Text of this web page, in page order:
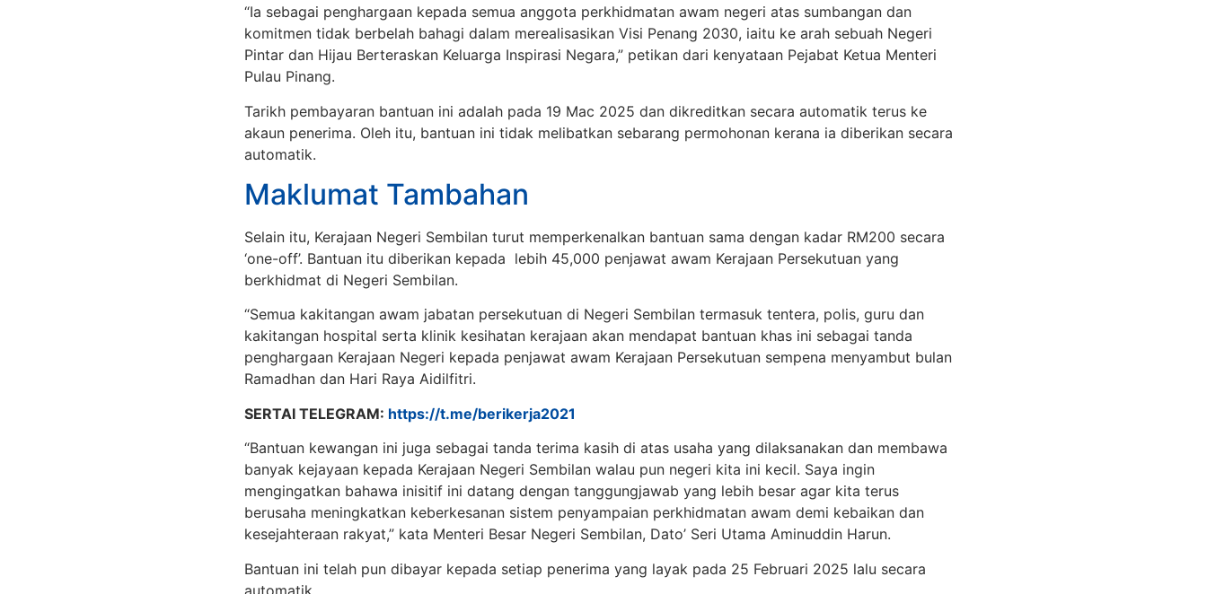
“Ia sebagai penghargaan kepada semua anggota perkhidmatan awam negeri atas sumbangan dan
komitmen tidak berbelah bahagi dalam merealisasikan Visi Penang 2030, iaitu ke arah sebuah Negeri
Pintar dan Hijau Berteraskan Keluarga Inspirasi Negara,” petikan dari kenyataan Pejabat Ketua Menteri
Pulau Pinang.
Tarikh pembayaran bantuan ini adalah pada 19 Mac 2025 dan dikreditkan secara automatik terus ke
akaun penerima. Oleh itu, bantuan ini tidak melibatkan sebarang permohonan kerana ia diberikan secara
automatik.
Maklumat Tambahan
Selain itu, Kerajaan Negeri Sembilan turut memperkenalkan bantuan sama dengan kadar RM200 secara
‘one-off’. Bantuan itu diberikan kepada lebih 45,000 penjawat awam Kerajaan Persekutuan yang
berkhidmat di Negeri Sembilan.
“Semua kakitangan awam jabatan persekutuan di Negeri Sembilan termasuk tentera, polis, guru dan
kakitangan hospital serta klinik kesihatan kerajaan akan mendapat bantuan khas ini sebagai tanda
penghargaan Kerajaan Negeri kepada penjawat awam Kerajaan Persekutuan sempena menyambut bulan
Ramadhan dan Hari Raya Aidilfitri.
SERTAI TELEGRAM: https://t.me/berikerja2021
“Bantuan kewangan ini juga sebagai tanda terima kasih di atas usaha yang dilaksanakan dan membawa
banyak kejayaan kepada Kerajaan Negeri Sembilan walau pun negeri kita ini kecil. Saya ingin
mengingatkan bahawa inisitif ini datang dengan tanggungjawab yang lebih besar agar kita terus
berusaha meningkatkan keberkesanan sistem penyampaian perkhidmatan awam demi kebaikan dan
kesejahteraan rakyat,” kata Menteri Besar Negeri Sembilan, Dato’ Seri Utama Aminuddin Harun.
Bantuan ini telah pun dibayar kepada setiap penerima yang layak pada 25 Februari 2025 lalu secara
automatik.